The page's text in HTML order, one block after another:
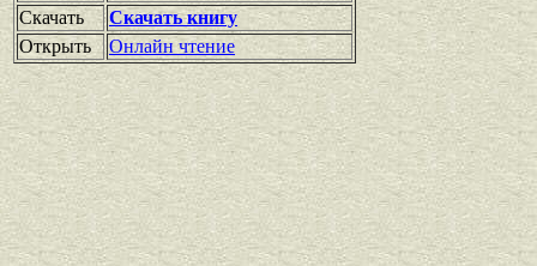
Скачать
Скачать книгу
Открыть
Онлайн чтение